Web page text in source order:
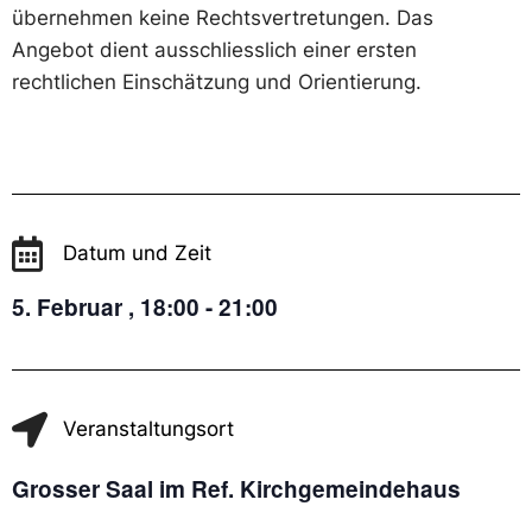
übernehmen keine Rechtsvertretungen. Das
Angebot dient ausschliesslich einer ersten
rechtlichen Einschätzung und Orientierung.
Datum und Zeit
5. Februar , 18:00 -21:00
Veranstaltungsort
Grosser Saal im Ref. Kirchgemeindehaus